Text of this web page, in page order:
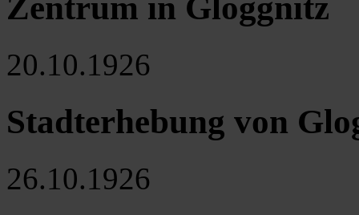
20.10.1926
Stadterhebung von
26.10.1926